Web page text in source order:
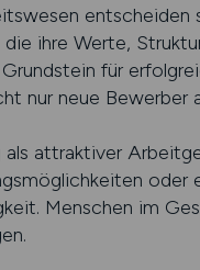
die ihre Werte,
für
nur neue Bewerber
als attraktiver
Menschen im